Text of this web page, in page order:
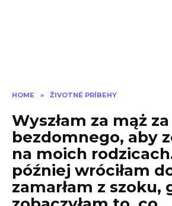
HOME » ŽIVOTNÉ PRÍBEHY
Wyszłam za mąż za
bezdomnego, aby
na moich
później wróciłam
zamarłam z szoku,